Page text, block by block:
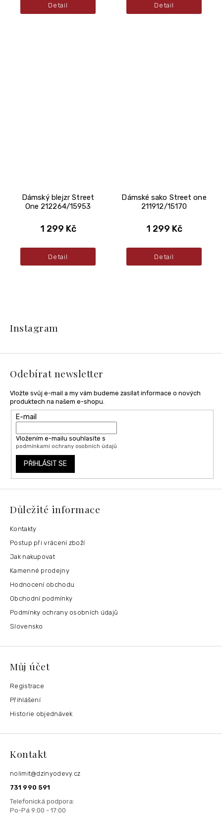
Detail Detail
Dámský blejzr Street
One 212264/15953
1 299 Kč
Detail
Dámské sako Street one
211912/15170
1 299 Kč
Detail
t
Instagram
Odebírat newsletter
Vložte svůj e-mail a my vám budeme zasílat informace o nových
produktech na našem e-shopu.
E-mail
Vložením e-mailu souhlasíte s
podmínkami ochrany osobních údajů
PŘIHLÁSIT SE
Důležité informace
Kontakty
Postup při vrácení zboží
Jak nakupovat
Kamenné prodejny
Hodnocení obchodu
Obchodní podmínky
Podmínky ochrany osobních údajů
Slovensko
Můj účet
Registrace
Přihlášení
Historie objednávek
Kontakt
nolimit@dzinyodevy.cz
731 990 591